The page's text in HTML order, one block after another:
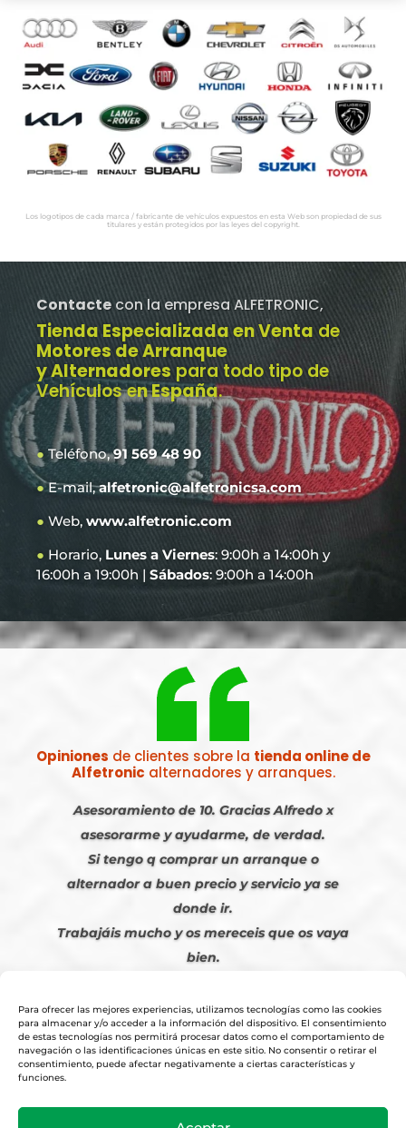
Para ofrecer las mejores experiencias, utilizamos tecnologías como las cookies
para almacenar y/o acceder a la información del dispositivo. El consentimiento
de estas tecnologías nos permitirá procesar datos como el comportamiento de
navegación o las identificaciones únicas en este sitio. No consentir o retirar el
consentimiento, puede afectar negativamente a ciertas características y
funciones.
Los logotipos de cada marca / fabricante de vehículos expuestos en esta Web son propiedad de sus
titulares y están protegidos por las leyes del copyright.
Contacte con la empresa ALFETRONIC,
Tienda Especializada en Venta de
Motores de Arranque
y Alternadores para todo tipo de
Vehículos en España.
●Teléfono,91 569 48 90
●E-mail,alfetronic@alfetronicsa.com
● Web, www.alfetronic.com
● Horario, Lunes a Viernes: 9:00h a 14:00h y
16:00h a 19:00h | Sábados: 9:00h a 14:00h
Opiniones de clientes sobre la tienda online de
Alfetronic alternadores y arranques.
Asesoramiento de 10. Gracias Alfredo x
asesorarme y ayudarme, de verdad.
Si tengo q comprar un arranque o
alternador a buen precio y servicio ya se
donde ir.
Trabajáis mucho y os mereceis que os vaya
bien.